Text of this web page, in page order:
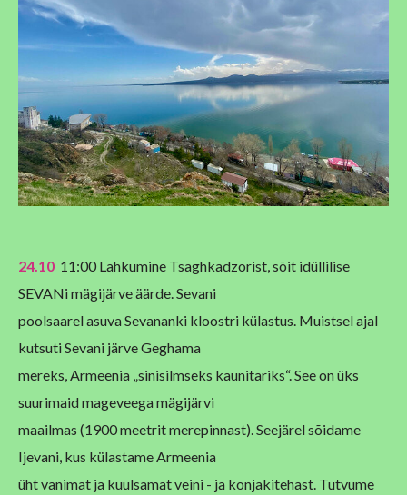
24.10 11:00 Lahkumine Tsaghkadzorist, sõit idüllilise
SEVANi mägijärve äärde. Sevani
poolsaarel asuva Sevananki kloostri külastus. Muistsel ajal
kutsuti Sevani järve Geghama
mereks, Armeenia „sinisilmseks kaunitariks“. See on üks
suurimaid mageveega mägijärvi
maailmas (1900 meetrit merepinnast). Seejärel sõidame
Ijevani, kus külastame Armeenia
üht vanimat ja kuulsamat veini - ja konjakitehast. Tutvume